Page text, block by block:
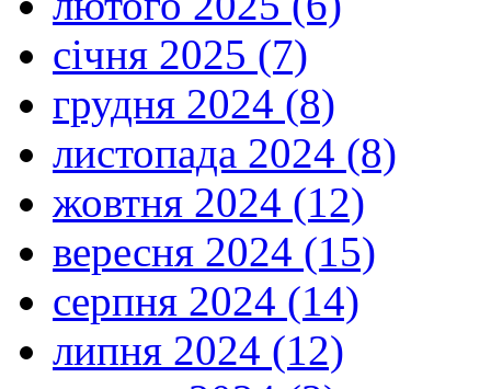
січня 2025 (7)
грудня 2024 (8)
листопада 2024 (8)
жовтня 2024 (12)
вересня 2024 (15)
серпня 2024 (14)
липня 2024 (12)